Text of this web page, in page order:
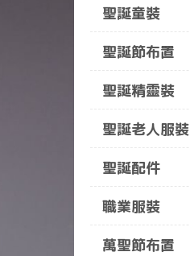
聖誕童裝
聖誕節布置
聖誕精靈裝
聖誕老人服裝
聖誕配件
職業服裝
萬聖節布置